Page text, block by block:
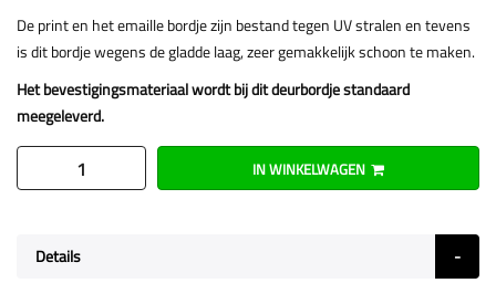
De print en het emaille bordje zijn bestand tegen UV stralen en tevens
is dit bordje wegens de gladde laag, zeer gemakkelijk schoon te maken.
Het bevestigingsmateriaal wordt bij dit deurbordje standaard
meegeleverd.
IN WINKELWAGEN
Details